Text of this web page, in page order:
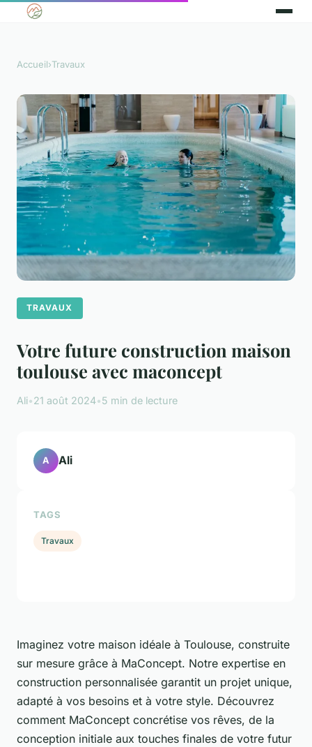
Accueil›Travaux
TRAVAUX
Votre future construction maison
toulouse avec maconcept
Ali•21 août 2024•5 min de lecture
Imaginez votre maison idéale à Toulouse, construite
sur mesure grâce à MaConcept. Notre expertise en
construction personnalisée garantit un projet unique,
adapté à vos besoins et à votre style. Découvrez
comment MaConcept concrétise vos rêves, de la
conception initiale aux touches finales de votre futur
A Ali
TAGS
Travaux